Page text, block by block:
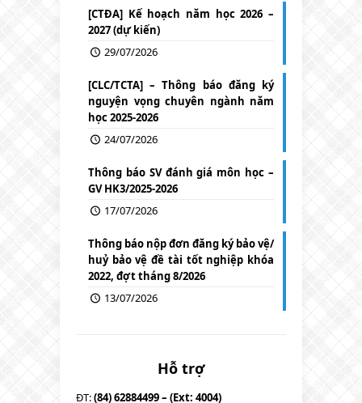
[CTĐA] Kế hoạch năm học 2026 –
2027 (dự kiến)
29/07/2026
[CLC/TCTA] – Thông báo đăng ký
nguyện vọng chuyên ngành năm
học 2025-2026
24/07/2026
Thông báo SV đánh giá môn học –
GV HK3/2025-2026
17/07/2026
Thông báo nộp đơn đăng ký bảo vệ/
huỷ bảo vệ đề tài tốt nghiệp khóa
2022, đợt tháng 8/2026
13/07/2026
Hỗ trợ
ĐT:(84) 62884499 – (Ext: 4004)